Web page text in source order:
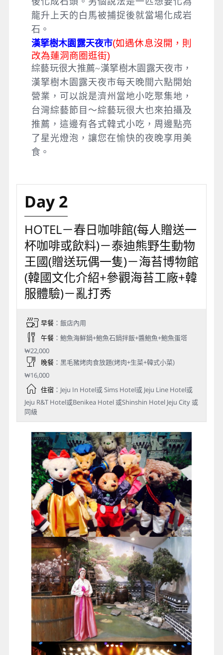
龍升上天的白馬被捕捉後就當場化成岩
石。
漢拏樹木園露天夜市(如遇休息沒開，則
改為蓮洞商圈逛街)
綜藝玩很大推薦~漢拏樹木園露天夜市，
漢拏樹木園露天夜市每天晚間六點開始
營業，可以說是濟州當地小吃聚集地，
台灣綜藝節目～綜藝玩很大也來拍攝及
推薦，這邊有各式韓式小吃，周邊點亮
了星光燈泡，讓您在愉快的夜晚享用美
食。
Day 2
HOTEL－春⽇咖啡館(每⼈贈送⼀
杯咖啡或飲料)－泰迪熊野⽣動物
王國(贈送玩偶⼀隻)－海苔博物館
(韓國文化介紹+參觀海苔⼯廠+韓
服體驗)－亂打秀
早餐：飯店內用
午餐：鮑魚海鮮鍋+鮑魚石鍋拌飯+醬鮑魚+鮑魚蛋塔
₩22,000
晚餐：黑毛豬烤肉食放題(烤肉+生菜+韓式小菜)
₩16,000
住宿：Jeju In Hotel或 Sims Hotel或 Jeju Line Hotel或
Jeju R&T Hotel或Benikea Hotel 或Shinshin Hotel Jeju City 或
同級